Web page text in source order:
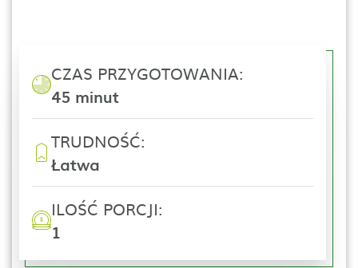
CZAS PRZYGOTOWANIA:
45 minut
TRUDNOŚĆ:
Łatwa
ILOŚĆ PORCJI:
1